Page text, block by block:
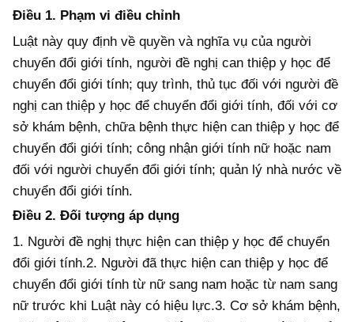
Doanh nghiệp dân tộc
Khác
Video
Photo
Điều 1. Phạm vi điều chỉnh
Luật này quy định về quyền và nghĩa vụ của người
chuyển đổi giới tính, người đề nghị can thiệp y học để
chuyển đổi giới tính; quy trình, thủ tục đối với người đề
nghị can thiệp y học để chuyển đổi giới tính, đối với cơ
sở khám bệnh, chữa bệnh thực hiện can thiệp y học để
chuyển đổi giới tính; công nhận giới tính nữ hoặc nam
đối với người chuyển đổi giới tính; quản lý nhà nước về
chuyển đổi giới tính.
Điều 2. Đối tượng áp dụng
1. Người đề nghị thực hiện can thiệp y học để chuyển
đổi giới tính.2. Người đã thực hiện can thiệp y học để
chuyển đổi giới tính từ nữ sang nam hoặc từ nam sang
nữ trước khi Luật này có hiệu lực.3. Cơ sở khám bệnh,